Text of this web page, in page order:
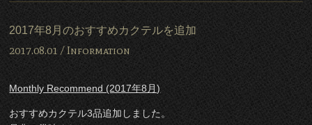
2017年8月のおすすめカクテルを追加
2017.08.01 /Information
Monthly Recommend (2017年8月)
おすすめカクテル3品追加しました。